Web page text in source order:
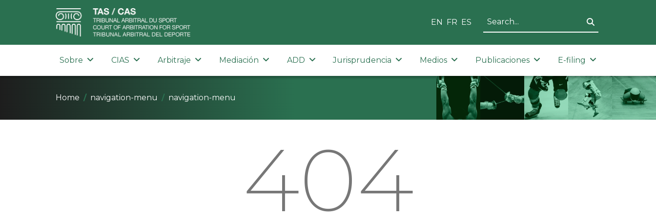
EN FR ES
Sobre CIAS Arbitraje Mediación ADD Jurisprudencia Medios Publicaciones E-filing
Home navigation-menu navigation-menu
404